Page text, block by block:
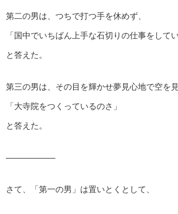
第二の男は、つちで打つ手を休めず、
「国中でいちばん上手な石切りの仕事をして
と答えた。
第三の男は、その目を輝かせ夢見心地で空を
「大寺院をつくっているのさ」
と答えた。
——————
さて、「第一の男」は置いとくとして、